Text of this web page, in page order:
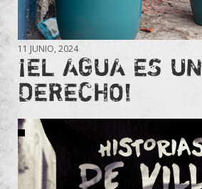
11 JUNIO, 2024
¡EL AGUA ES UN
DERECHO!